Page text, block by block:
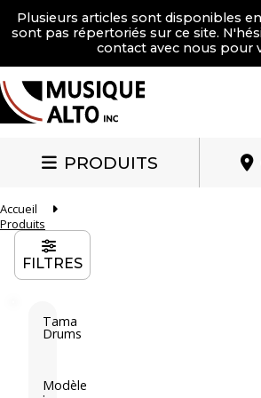
Plusieurs articles sont disponibles
sont pas répertoriés sur ce site.
contact avec nous pour
PRODUITS
Accueil
Produits
FILTRES
Tama
Drums
m
Modèle